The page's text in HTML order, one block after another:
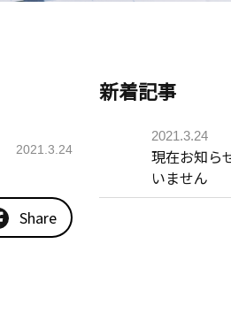
2021.3.24
Share
新着記事
2021.3.24
現在お知ら
いません